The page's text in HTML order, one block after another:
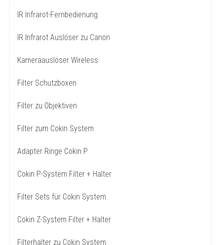
IR Infrarot-Fernbedienung
IR Infrarot Auslöser zu Canon
Kameraauslöser Wireless
Filter Schutzboxen
Filter zu Objektiven
Filter zum Cokin System
Adapter Ringe Cokin P
Cokin P-System Filter + Halter
Filter Sets für Cokin System
Cokin Z-System Filter + Halter
Filterhalter zu Cokin System